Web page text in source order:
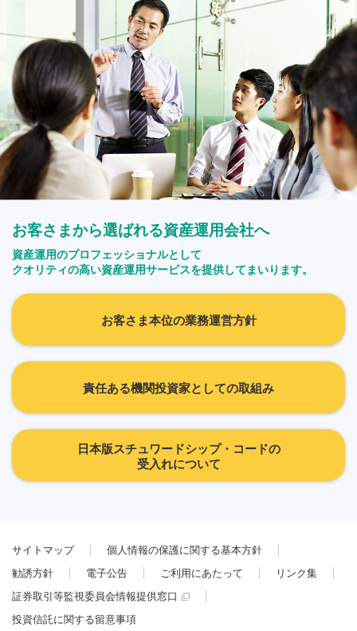
お客さまから選ばれる資産運用会社へ
資産運用のプロフェッショナルとして
クオリティの高い資産運用サービスを提供してまいります。
お客さま本位の業務運営方針
責任ある機関投資家としての取組み
日本版スチュワードシップ・コードの
受入れについて
サイトマップ
個人情報の保護に関する基本方針
勧誘方針
電子公告 ご利用にあたって
リンク集
証券取引等監視委員会情報提供窓口
投資信託に関する留意事項